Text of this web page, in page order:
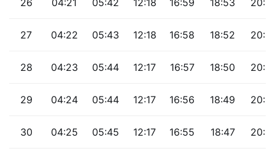
26 04:21 05:42 12:18 16:59 18:53
27 04:22 05:43 12:18 16:58 18:52
28 04:23 05:44 12:17 16:57 18:50
29 04:24 05:44 12:17 16:56 18:49
30 04:25 05:45 12:17 16:55 18:47